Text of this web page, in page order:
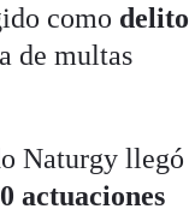
como delito
de multas
Naturgy llegó
actuaciones